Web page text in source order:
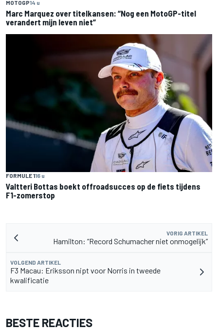
MOTOGP14 u
Marc Marquez over titelkansen: “Nog een MotoGP-titel
verandert mijn leven niet”
FORMULE 116 u
Valtteri Bottas boekt offroadsucces op de fiets tijdens
F1-zomerstop
VORIG ARTIKEL
Hamilton: “Record Schumacher niet onmogelijk”
VOLGEND ARTIKEL
F3 Macau: Eriksson nipt voor Norris in tweede
kwalificatie
BESTE REACTIES